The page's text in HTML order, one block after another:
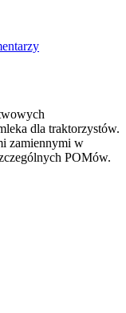
dla traktorzystów.
zamiennymi w
POMów.